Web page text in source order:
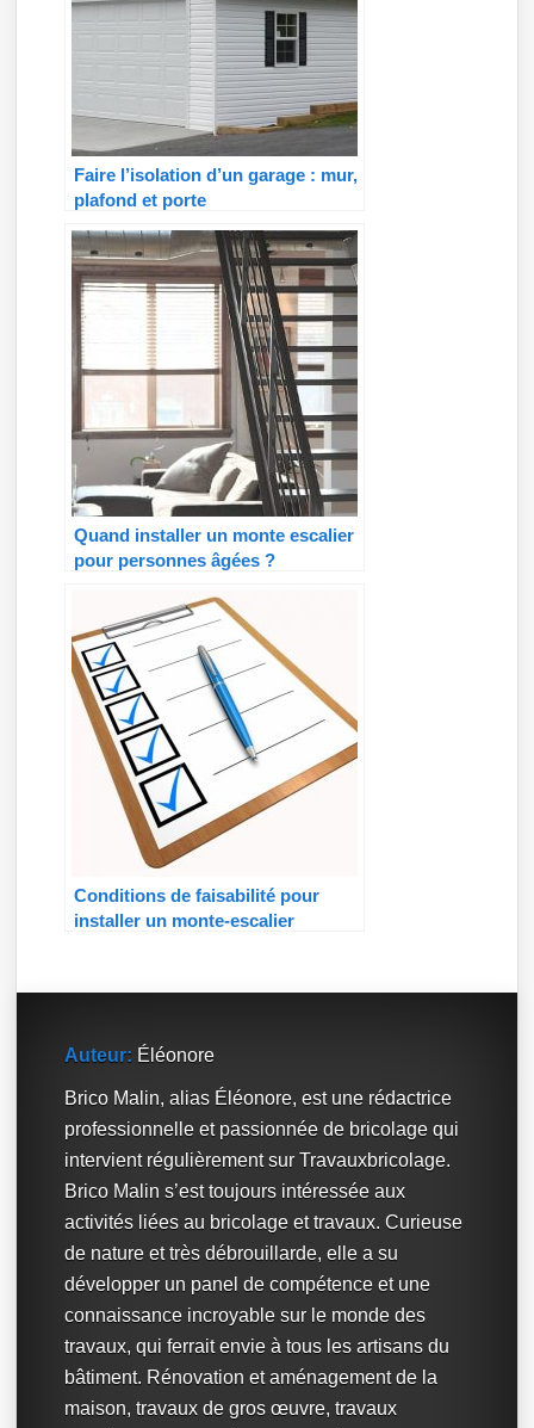
Faire l’isolation d’un garage : mur,
plafond et porte
Quand installer un monte escalier
pour personnes âgées ?
Conditions de faisabilité pour
installer un monte-escalier
Auteur: Éléonore
Brico Malin, alias Éléonore, est une rédactrice
professionnelle et passionnée de bricolage qui
intervient régulièrement sur Travauxbricolage.
Brico Malin s’est toujours intéressée aux
activités liées au bricolage et travaux. Curieuse
de nature et très débrouillarde, elle a su
développer un panel de compétence et une
connaissance incroyable sur le monde des
travaux, qui ferrait envie à tous les artisans du
bâtiment. Rénovation et aménagement de la
maison, travaux de gros œuvre, travaux